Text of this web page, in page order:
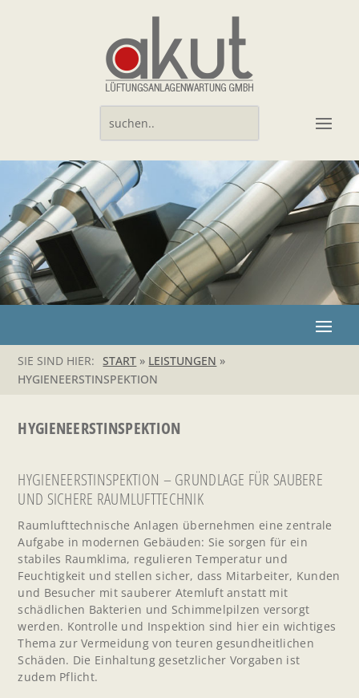
SIE SIND HIER: START » LEISTUNGEN »
HYGIENEERSTINSPEKTION
HYGIENEERSTINSPEKTION
HYGIENEERSTINSPEKTION – GRUNDLAGE FÜR SAUBERE
UND SICHERE RAUMLUFTTECHNIK
Raumlufttechnische Anlagen übernehmen eine zentrale
Aufgabe in modernen Gebäuden: Sie sorgen für ein
stabiles Raumklima, regulieren Temperatur und
Feuchtigkeit und stellen sicher, dass Mitarbeiter, Kunden
und Besucher mit sauberer Atemluft anstatt mit
schädlichen Bakterien und Schimmelpilzen versorgt
werden. Kontrolle und Inspektion sind hier ein wichtiges
Thema zur Vermeidung von teuren gesundheitlichen
Schäden. Die Einhaltung gesetzlicher Vorgaben ist
zudem Pflicht.